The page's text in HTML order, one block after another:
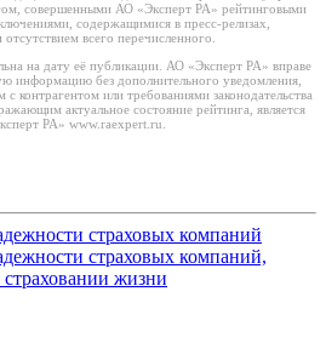
совершенными АО «Эксперт РА» рейтинговыми
содержащимися в пресс-релизах,
всего перечисленного.
на дату её публикации. АО «Эксперт РА» вправе
информацию без дополнительного уведомления,
контрагентом или требованиями законодательства
актуальное состояние рейтинга, является
РА» www.raexpert.ru.
страховых компаний
страховых компаний,
жизни